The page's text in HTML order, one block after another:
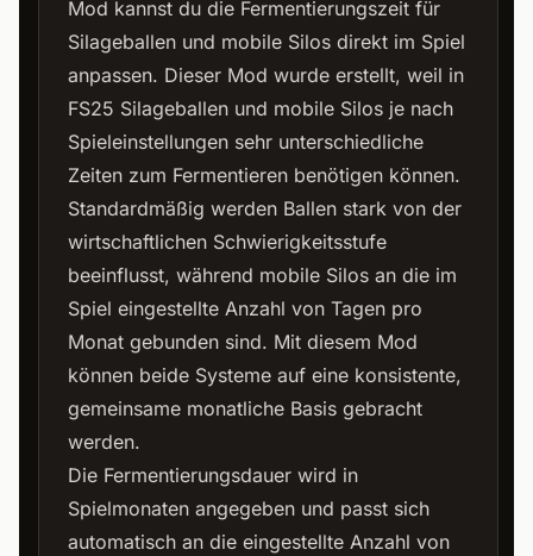
Mod kannst du die Fermentierungszeit für
Silageballen und mobile Silos direkt im Spiel
anpassen. Dieser Mod wurde erstellt, weil in
FS25 Silageballen und mobile Silos je nach
Spieleinstellungen sehr unterschiedliche
Zeiten zum Fermentieren benötigen können.
Standardmäßig werden Ballen stark von der
wirtschaftlichen Schwierigkeitsstufe
beeinflusst, während mobile Silos an die im
Spiel eingestellte Anzahl von Tagen pro
Monat gebunden sind. Mit diesem Mod
können beide Systeme auf eine konsistente,
gemeinsame monatliche Basis gebracht
werden.
Die Fermentierungsdauer wird in
Spielmonaten angegeben und passt sich
automatisch an die eingestellte Anzahl von